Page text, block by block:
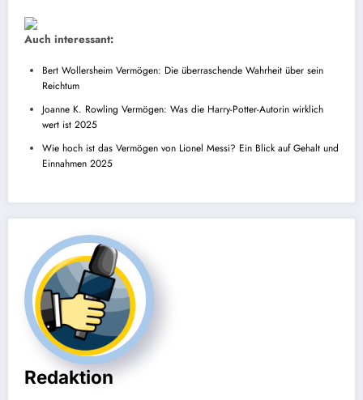
Auch interessant:
Bert Wollersheim Vermögen: Die überraschende Wahrheit über sein
Reichtum
Joanne K. Rowling Vermögen: Was die Harry-Potter-Autorin wirklich
wert ist 2025
Wie hoch ist das Vermögen von Lionel Messi? Ein Blick auf Gehalt und
Einnahmen 2025
Redaktion